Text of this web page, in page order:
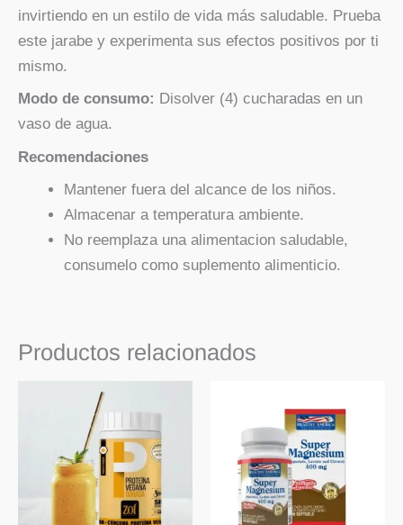
invirtiendo en un estilo de vida más saludable. Prueba
este jarabe y experimenta sus efectos positivos por ti
mismo.
Modo de consumo: Disolver (4) cucharadas en un
vaso de agua.
Recomendaciones
Mantener fuera del alcance de los niños.
Almacenar a temperatura ambiente.
No reemplaza una alimentacion saludable,
consumelo como suplemento alimenticio.
Productos relacionados